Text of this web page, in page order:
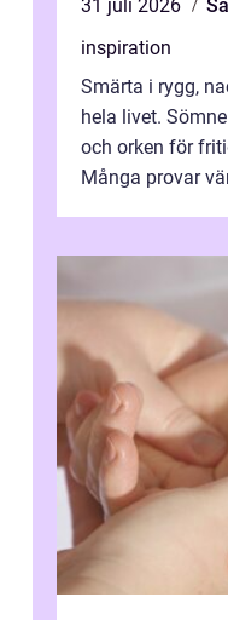
31 juli 2026
inspiration
Smärta i rygg,
hela livet.
och orken för
Många provar